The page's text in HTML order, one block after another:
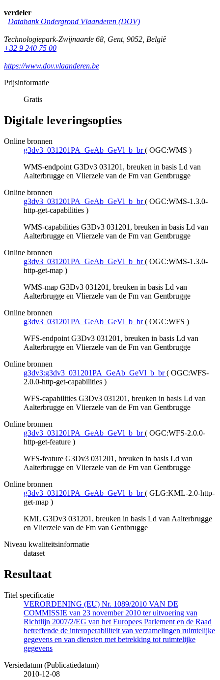
verdeler
Databank Ondergrond Vlaanderen (DOV)
Technologiepark-Zwijnaarde 68, Gent, 9052, België
+32 9 240 75 00
https://www.dov.vlaanderen.be
Prijsinformatie
Gratis
Digitale leveringsopties
Online bronnen
g3dv3_031201PA_GeAb_GeVl_b_br ( OGC:WMS )
WMS-endpoint G3Dv3 031201, breuken in basis Ld van
Aalterbrugge en Vlierzele van de Fm van Gentbrugge
Online bronnen
g3dv3_031201PA_GeAb_GeVl_b_br ( OGC:WMS-1.3.0-
http-get-capabilities )
WMS-capabilities G3Dv3 031201, breuken in basis Ld van
Aalterbrugge en Vlierzele van de Fm van Gentbrugge
Online bronnen
g3dv3_031201PA_GeAb_GeVl_b_br ( OGC:WMS-1.3.0-
http-get-map )
WMS-map G3Dv3 031201, breuken in basis Ld van
Aalterbrugge en Vlierzele van de Fm van Gentbrugge
Online bronnen
g3dv3_031201PA_GeAb_GeVl_b_br ( OGC:WFS )
WFS-endpoint G3Dv3 031201, breuken in basis Ld van
Aalterbrugge en Vlierzele van de Fm van Gentbrugge
Online bronnen
g3dv3:g3dv3_031201PA_GeAb_GeVl_b_br ( OGC:WFS-
2.0.0-http-get-capabilities )
WFS-capabilities G3Dv3 031201, breuken in basis Ld van
Aalterbrugge en Vlierzele van de Fm van Gentbrugge
Online bronnen
g3dv3_031201PA_GeAb_GeVl_b_br ( OGC:WFS-2.0.0-
http-get-feature )
WFS-feature G3Dv3 031201, breuken in basis Ld van
Aalterbrugge en Vlierzele van de Fm van Gentbrugge
Online bronnen
g3dv3_031201PA_GeAb_GeVl_b_br ( GLG:KML-2.0-http-
get-map )
KML G3Dv3 031201, breuken in basis Ld van Aalterbrugge
en Vlierzele van de Fm van Gentbrugge
Niveau kwaliteitsinformatie
dataset
Resultaat
Titel specificatie
VERORDENING (EU) Nr. 1089/2010 VAN DE
COMMISSIE van 23 november 2010 ter uitvoering van
Richtlijn 2007/2/EG van het Europees Parlement en de Raad
betreffende de interoperabiliteit van verzamelingen ruimtelijke
gegevens en van diensten met betrekking tot ruimtelijke
gegevens
Versiedatum (Publicatiedatum)
2010-12-08